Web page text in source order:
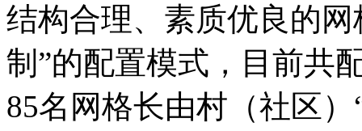
结构合理、素质优良的
制”的配置模式，目前共
85名网格长由村（社区